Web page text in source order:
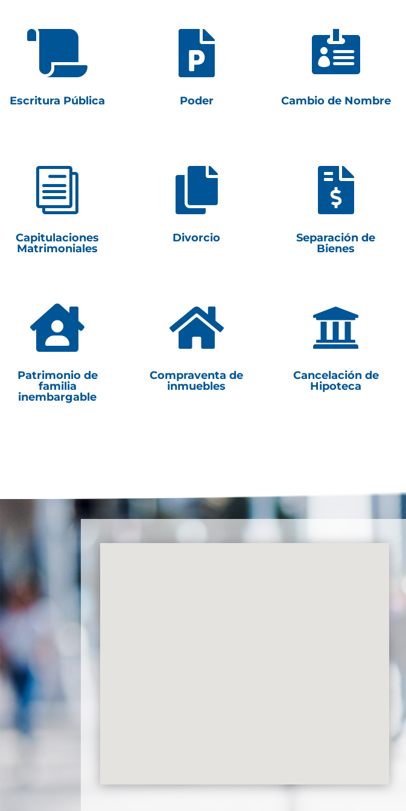

Escritura Pública

Poder

Cambio de Nombre
i
Capitulaciones
Matrimoniales

Divorcio

Separación de
Bienes

Patrimonio de
familia
inembargable

Compraventa de
inmuebles

Cancelación de
Hipoteca